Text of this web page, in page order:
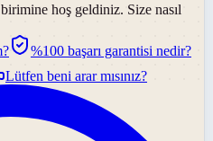
birimine hoş geldiniz. Size nasıl
%100 başarı garantisi nedir?
Lütfen beni arar mısınız?